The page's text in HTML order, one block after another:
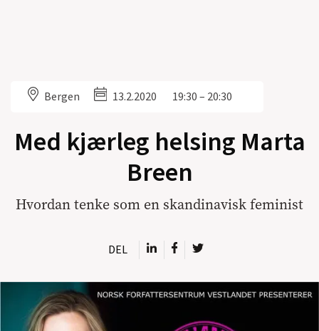
Bergen 13.2.2020 19:30 – 20:30
Med kjærleg helsing Marta
Breen
Hvordan tenke som en skandinavisk feminist
DEL